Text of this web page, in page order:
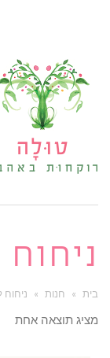
ניחוח
בית » חנות » ניחוח
מציג תוצאה אחת